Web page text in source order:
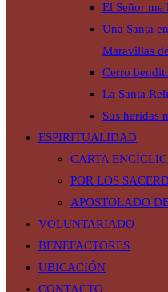
El Señor me
Una Santa
Maravillas
Cerro
La Santa
Sus heridas
ESPIRITUALIDAD
CARTA
POR LOS
APOSTOLADO
VOLUNTARIADO
BENEFACTORES
UBICACIÓN
CONTACTO